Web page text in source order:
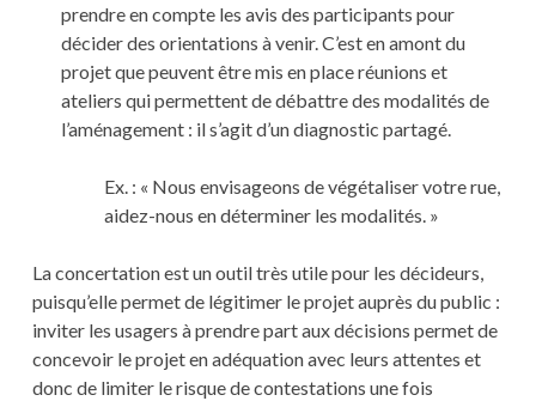
prendre en compte les avis des participants pour
décider des orientations à venir. C’est en amont du
projet que peuvent être mis en place réunions et
ateliers qui permettent de débattre des modalités de
l’aménagement : il s’agit d’un diagnostic partagé.
Ex. : « Nous envisageons de végétaliser votre rue,
aidez-nous en déterminer les modalités. »
La concertation est un outil très utile pour les décideurs,
puisqu’elle permet de légitimer le projet auprès du public :
inviter les usagers à prendre part aux décisions permet de
concevoir le projet en adéquation avec leurs attentes et
donc de limiter le risque de contestations une fois